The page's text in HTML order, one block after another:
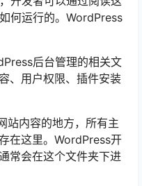
何运行的。WordPress
后台管理的相关文
、用户权限、插件安装
站内容的地方，所有主
在这里。WordPress开
常会在这个文件夹下进